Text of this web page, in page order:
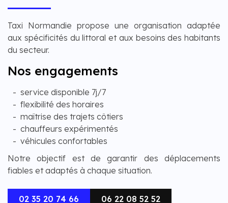
Taxi Normandie propose une organisation adaptée
aux spécificités du littoral et aux besoins des habitants
du secteur.
Nos engagements
service disponible 7j/7
flexibilité des horaires
maîtrise des trajets côtiers
chauffeurs expérimentés
véhicules confortables
Notre objectif est de garantir des déplacements
fiables et adaptés à chaque situation.
02 35 20 74 66 06 22 08 52 52